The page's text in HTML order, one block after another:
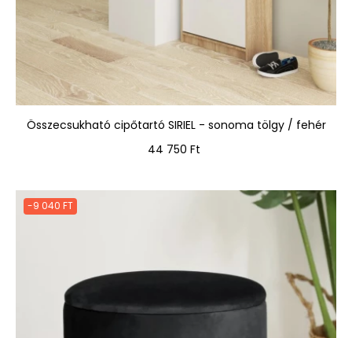
Összecsukható cipőtartó SIRIEL - sonoma tölgy / fehér
Ár
44 750 Ft
-9 040 FT